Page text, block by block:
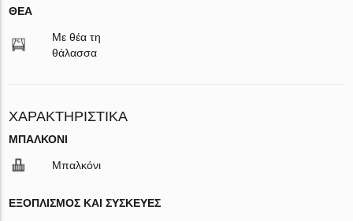
ΘΈΑ
Με θέα τη
θάλασσα
ΧΑΡΑΚΤΗΡΙΣΤΙΚΆ
ΜΠΑΛΚΌΝΙ
Μπαλκόνι
ΕΞΟΠΛΙΣΜΌΣ ΚΑΙ ΣΥΣΚΕΥΈΣ